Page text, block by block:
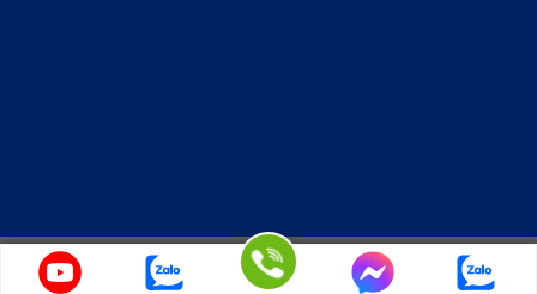
Copyright 2026 © KINGWOODMAC